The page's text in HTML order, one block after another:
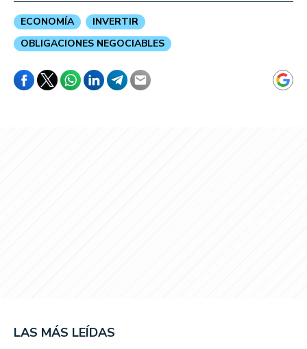
ECONOMÍA
INVERTIR
OBLIGACIONES NEGOCIABLES
LAS MÁS LEÍDAS